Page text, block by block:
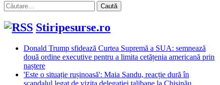
Caută
după:
Stiripesurse.ro
Donald Trump sfidează Curtea Supremă a SUA: semnează
două ordine executive pentru a limita cetățenia americană prin
naștere
'Este o situație rușinoasă': Maia Sandu, reacție dură în